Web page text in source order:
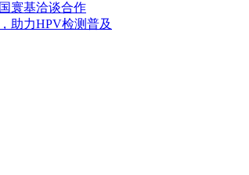
寰基洽谈合作
助力HPV检测普及